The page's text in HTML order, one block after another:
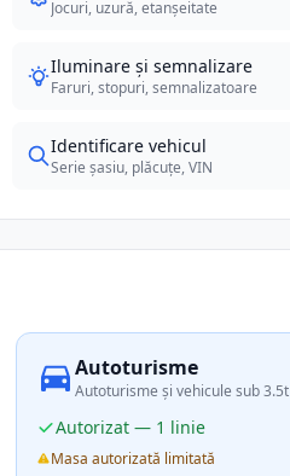
Jocuri, uzură, etanșeitate
Iluminare și semnalizare
Faruri, stopuri, semnalizatoare
Identificare vehicul
Serie șasiu, plăcuțe, VIN
Autoturisme
Autoturisme și vehicule sub 3.5t
Autorizat — 1 linie
Masa autorizată limitată